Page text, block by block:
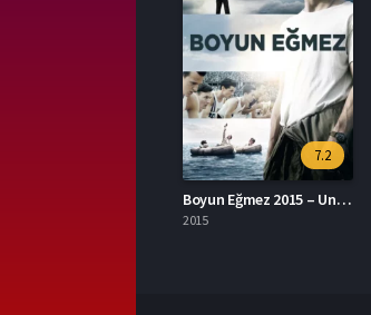
7.2
Boyun Eğmez 2015 – Unbroken 1080p Turkce Dublaj izle
2015